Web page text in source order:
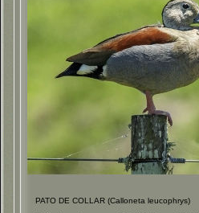
PATO DE COLLAR (Calloneta leucophrys)